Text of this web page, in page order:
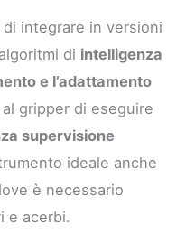
integrare in versioni
di intelligenza
e l’adattamento
gripper di eseguire
supervisione
ideale anche
è necessario
e acerbi.